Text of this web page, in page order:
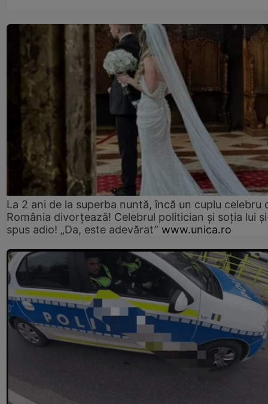
La 2 ani de la superba nuntă, încă un cuplu celebru
România divorțează! Celebrul politician și soția lui
spus adio! „Da, este adevărat” www.unica.ro